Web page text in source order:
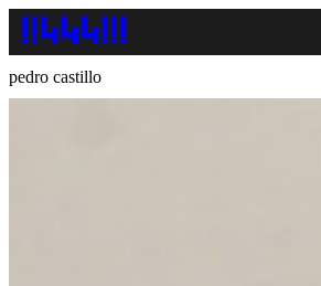
pedro castillo